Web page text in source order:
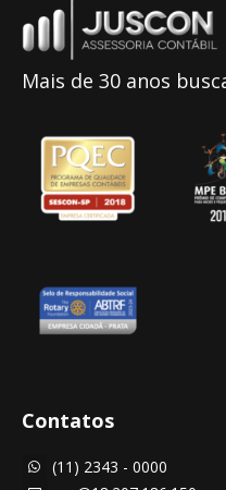
Mais de 30 anos
Contatos
 (11) 2343 - 0000